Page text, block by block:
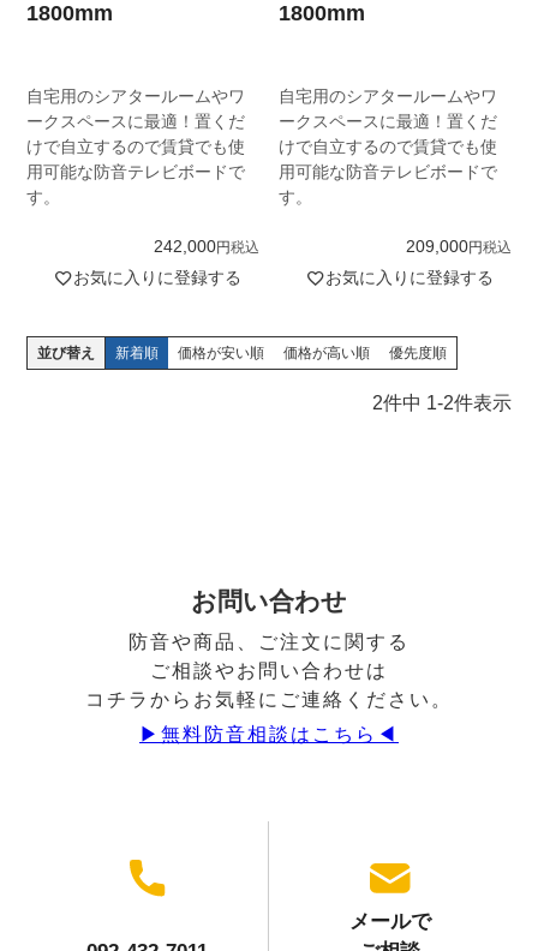
自宅用のシアタールームやワ
ークスペースに最適！置くだ
けで自立するので賃貸でも使
用可能な防音テレビボードで
す。
1800mm
242,000 税込
お気に入りに登録する
自宅用のシアタールームやワ
ークスペースに最適！置くだ
けで自立するので賃貸でも使
用可能な防音テレビボードで
す。
1800mm
209,000 税込
お気に入りに登録する
並び替え 新着順 価格が安い順 価格が高い順 優先度順
2件中 1-2件表示
お問い合わせ
防音や商品、ご注文に関する
ご相談やお問い合わせは
コチラからお気軽にご連絡ください。
▶︎無料防音相談はこちら◀︎
メールで